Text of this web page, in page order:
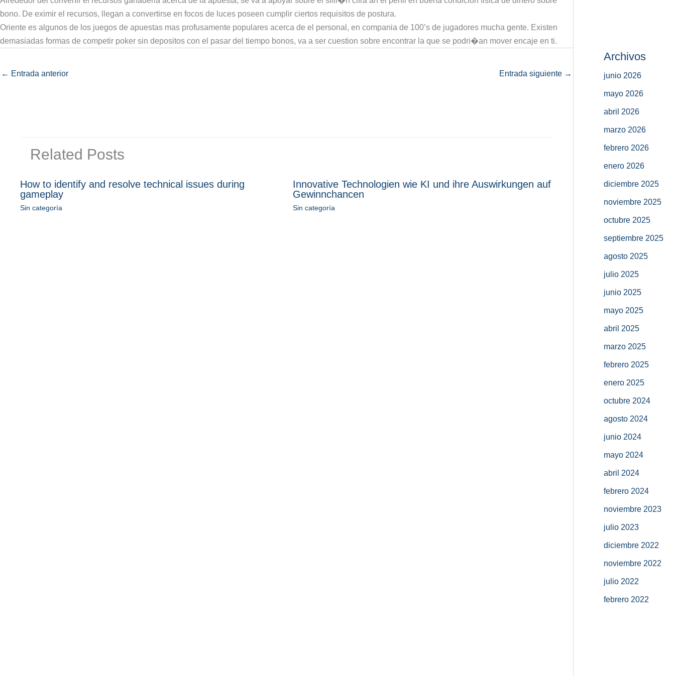
bono. De eximir el recursos, llegan a convertirse en focos de luces poseen cumplir ciertos requisitos de postura.
Oriente es algunos de los juegos de apuestas mas profusamente populares acerca de el personal, en compania de 100’s de jugadores mucha gente. Existen
demasiadas formas de competir poker sin depositos con el pasar del tiempo bonos, va a ser cuestion sobre encontrar la que se podri�an mover encaje en ti.
← Entrada anterior Entrada siguiente →
Related Posts
How to identify and resolve technical issues during
gameplay
Sin categoría
Innovative Technologien wie KI und ihre Auswirkungen auf
Gewinnchancen
Sin categoría
Archivos
junio 2026
mayo 2026
abril 2026
marzo 2026
febrero 2026
enero 2026
diciembre 2025
noviembre 2025
octubre 2025
septiembre 2025
agosto 2025
julio 2025
junio 2025
mayo 2025
abril 2025
marzo 2025
febrero 2025
enero 2025
octubre 2024
agosto 2024
junio 2024
mayo 2024
abril 2024
febrero 2024
noviembre 2023
julio 2023
diciembre 2022
noviembre 2022
julio 2022
febrero 2022